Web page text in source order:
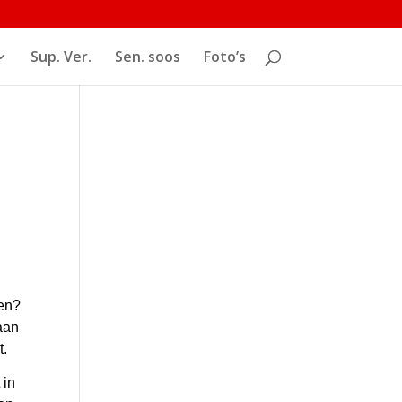
Sup. Ver. Sen. soos Foto’s
in